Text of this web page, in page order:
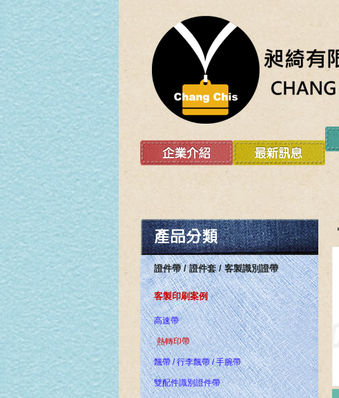
證件帶 / 證件套 / 客製識別證帶
客製印刷案例
高速帶
熱轉印帶
飄帶 / 行李飄帶 / 手腕帶
雙配件識別證件帶